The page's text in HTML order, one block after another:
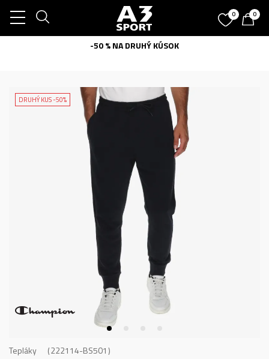
0 0
-50 % NA DRUHÝ KÚSOK
DRUHÝ KUS -50%
Tepláky 222114-BS501